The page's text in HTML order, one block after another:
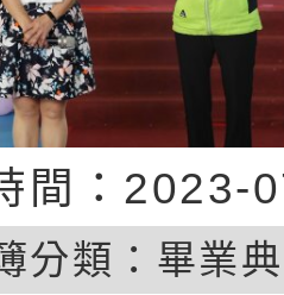
間：2023-
分類： 畢業